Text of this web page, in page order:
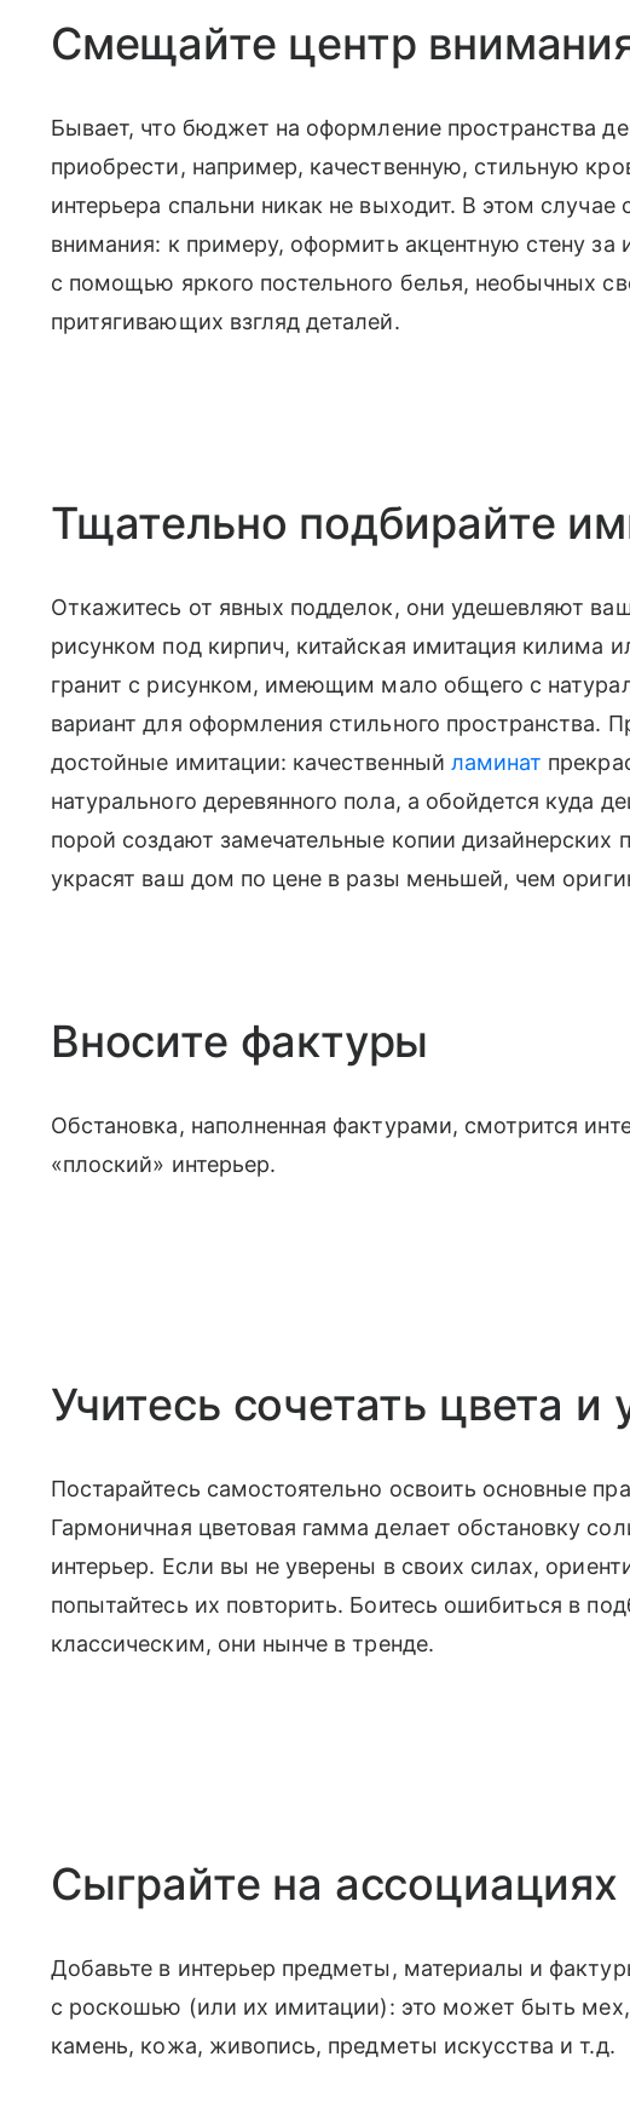
Смещайте центр
Бывает, что бюджет на оформление пространства
приобрести, например, качественную, стильную
интерьера спальни никак не выходит. В этом случае
внимания: к примеру, оформить акцентную стену
с помощью яркого постельного белья, необычных
притягивающих взгляд деталей.
Тщательно подбирайте
Откажитесь от явных подделок, они удешевляют
рисунком под кирпич, китайская имитация килима
гранит с рисунком, имеющим мало общего с
вариант для оформления стильного пространства.
достойные имитации: качественный ламинат
натурального деревянного пола, а обойдется куда
порой создают замечательные копии дизайнерских
украсят ваш дом по цене в разы меньшей, чем
Вносите фактуры
Обстановка, наполненная фактурами, смотрится
«плоский» интерьер.
Учитесь сочетать цвета и
Постарайтесь самостоятельно освоить основные
Гармоничная цветовая гамма делает обстановку
интерьер. Если вы не уверены в своих силах,
попытайтесь их повторить. Боитесь ошибиться в
классическим, они нынче в тренде.
Сыграйте на
Добавьте в интерьер предметы, материалы и
с роскошью (или их имитации): это может быть
камень, кожа, живопись, предметы искусства и т.д.